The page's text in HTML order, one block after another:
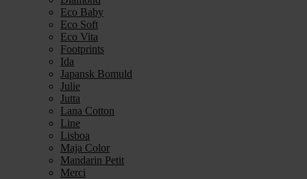
Eco Baby
Eco Soft
Eco Vita
Footprints
Ida
Japansk Bomuld
Julie
Jutta
Lana Cotton
Line
Lisboa
Maja Color
Mandarin Petit
Merci